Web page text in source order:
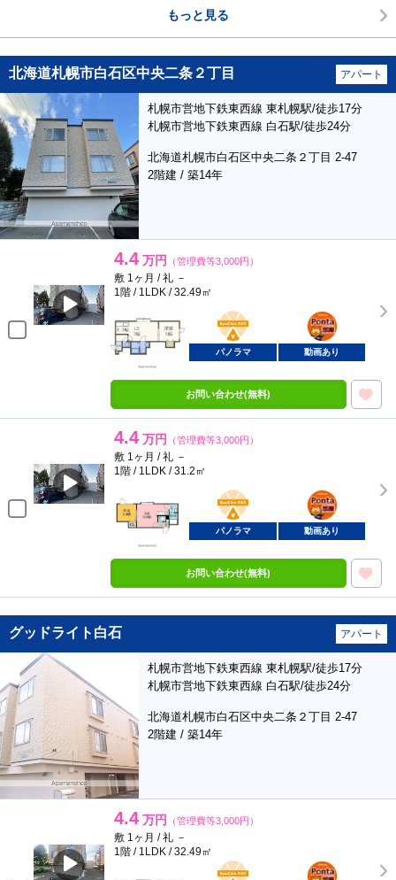
もっと見る
北海道札幌市白石区中央二条２丁目 アパート
札幌市営地下鉄東西線 東札幌駅/徒歩17分
札幌市営地下鉄東西線 白石駅/徒歩24分
北海道札幌市白石区中央二条２丁目 2-47
2階建 / 築14年
4.4 万円 （管理費等3,000円）
敷 1ヶ月 / 礼 －
1階 / 1LDK / 32.49㎡
BunChinPAY
ポンタ
部屋
パノラマ 動画あり
お問い合わせ(無料)
4.4 万円 （管理費等3,000円）
敷 1ヶ月 / 礼 －
1階 / 1LDK / 31.2㎡
BunChinPAY
ポンタ
部屋
パノラマ 動画あり
お問い合わせ(無料)
グッドライト白石 アパート
札幌市営地下鉄東西線 東札幌駅/徒歩17分
札幌市営地下鉄東西線 白石駅/徒歩24分
北海道札幌市白石区中央二条２丁目 2-47
2階建 / 築14年
4.4 万円 （管理費等3,000円）
敷 1ヶ月 / 礼 －
1階 / 1LDK / 32.49㎡
BunChinPAY
ポンタ
部屋